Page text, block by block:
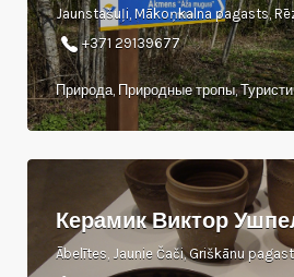
Jaunstašuļi, Mākoņkalna pagasts,
+371 29139677
Природа, Природные тропы,
Керамик Виктор
Ābelītes, Jaunie Čači, Griškānu